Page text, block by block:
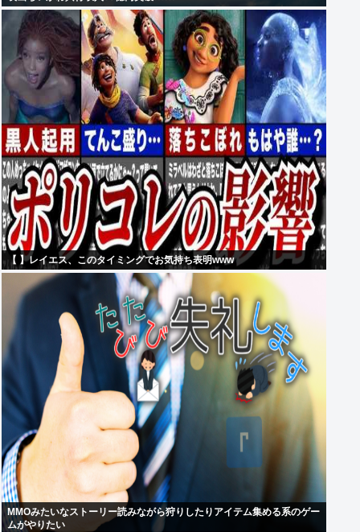
【 】レイエス、このタイミングでお気持ち表明www
MMOみたいなストーリー読みながら狩りしたりアイテム集める系のゲー
ムがやりたい